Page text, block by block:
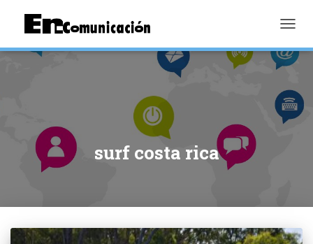
surf costa rica